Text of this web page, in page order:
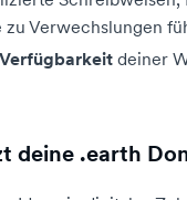
zu Verwechslungen
Verfügbarkeit deiner
deine .earth